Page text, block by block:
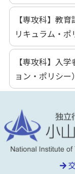
【専攻科】教
リキュラム・ポ
【専攻科】入
ョン・ポリシー）